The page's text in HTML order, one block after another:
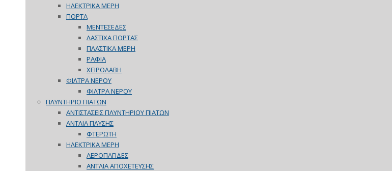
ΗΛΕΚΤΡΙΚΑ ΜΕΡΗ
ΠΟΡΤΑ
ΜΕΝΤΕΣΕΔΕΣ
ΛΑΣΤΙΧΑ ΠΟΡΤΑΣ
ΠΛΑΣΤΙΚΑ ΜΕΡΗ
ΡΑΦΙΑ
ΧΕΙΡΟΛΑΒΗ
ΦΙΛΤΡΑ ΝΕΡΟΥ
ΦΙΛΤΡΑ ΝΕΡΟΥ
ΠΛΥΝΤΗΡΙΟ ΠΙΑΤΩΝ
ΑΝΤΙΣΤΑΣΕΙΣ ΠΛΥΝΤΗΡΙΟΥ ΠΙΑΤΩΝ
ΑΝΤΛΙΑ ΠΛΥΣΗΣ
ΦΤΕΡΩΤΗ
ΗΛΕΚΤΡΙΚΑ ΜΕΡΗ
ΑΕΡΟΠΑΓΙΔΕΣ
ΑΝΤΛΙΑ ΑΠΟΧΕΤΕΥΣΗΣ